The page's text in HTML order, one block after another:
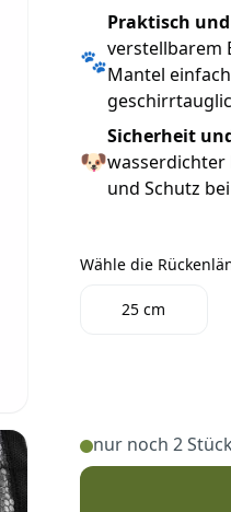
🐾
Praktisch
verstellbarem
Mantel
🐶
Sicherheit
wasserdichter
und Schutz
Wähle die
25 cm
nur noch 2